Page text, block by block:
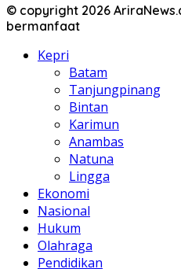
© copyright 2026
bermanfaat
Kepri
Batam
Tanjungpinang
Bintan
Karimun
Anambas
Natuna
Lingga
Ekonomi
Nasional
Hukum
Olahraga
Pendidikan